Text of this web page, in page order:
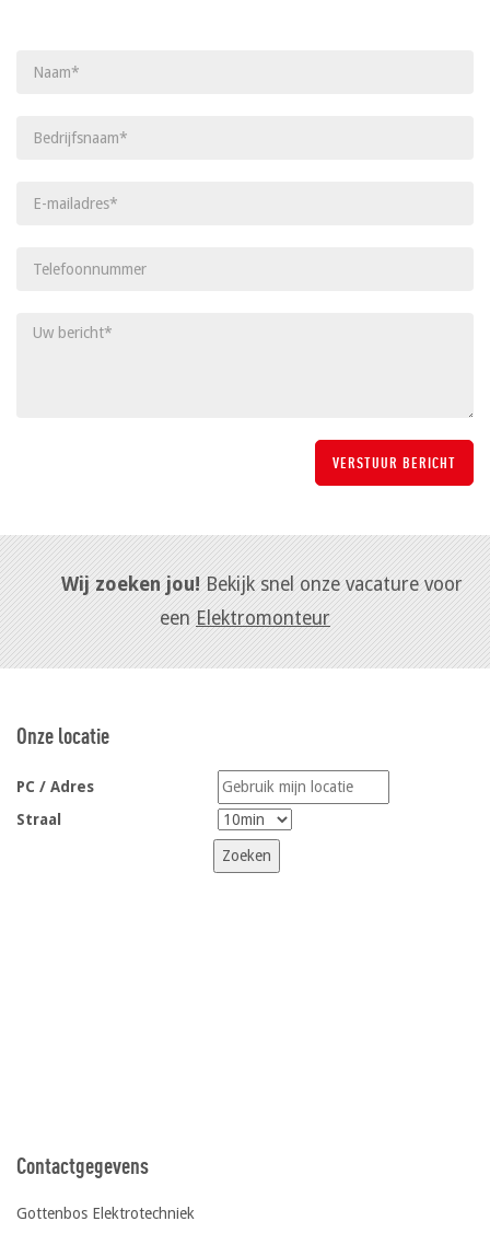
Wij zoeken jou!Bekijk snel onze vacature voor
eenElektromonteur
Onze locatie
PC / Adres
Straal
Contactgegevens
Gottenbos Elektrotechniek